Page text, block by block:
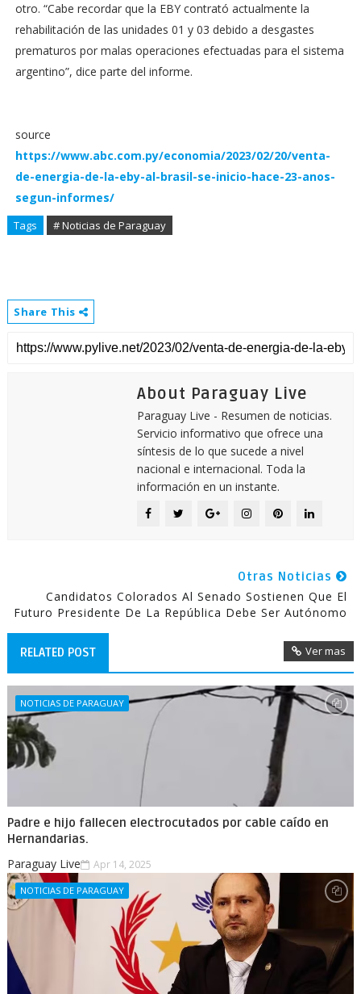
otro. “Cabe recordar que la EBY contrató actualmente la
rehabilitación de las unidades 01 y 03 debido a desgastes
prematuros por malas operaciones efectuadas para el sistema
argentino”, dice parte del informe.
source
https://www.abc.com.py/economia/2023/02/20/venta-
de-energia-de-la-eby-al-brasil-se-inicio-hace-23-anos-
segun-informes/
Tags # Noticias de Paraguay
Share This
About Paraguay Live
Paraguay Live - Resumen de noticias.
Servicio informativo que ofrece una
síntesis de lo que sucede a nivel
nacional e internacional. Toda la
información en un instante.
Otras Noticias
Candidatos Colorados Al Senado Sostienen Que El
Futuro Presidente De La República Debe Ser Autónomo
RELATED POST Ver mas
NOTICIAS DE PARAGUAY
Padre e hijo fallecen electrocutados por cable caído en
Hernandarias.
Paraguay Live Apr 14, 2025
NOTICIAS DE PARAGUAY